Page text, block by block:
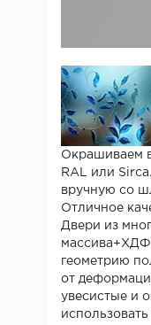
Окрашиваем
RAL или
вручную со
Отличное
Двери из
массива+ХДФ
геометрию
от
увесистые и